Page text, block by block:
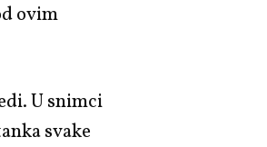
ovim
U snimci
svake